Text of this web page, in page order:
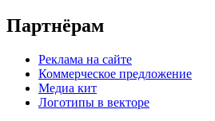
Партнёрам
Реклама на сайте
Коммерческое предложение
Медиа кит
Логотипы в векторе